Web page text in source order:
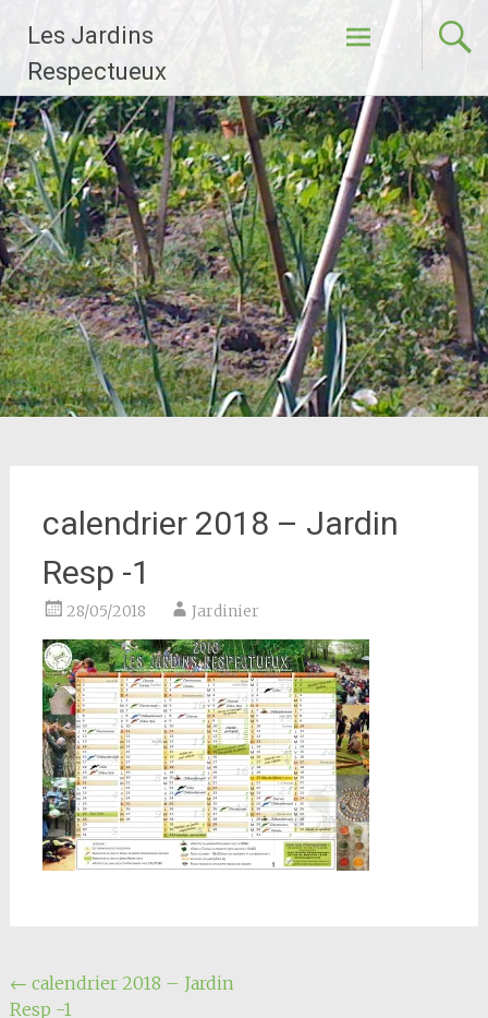
contenu
principal
Les Jardins
Respectueux
calendrier 2018 – Jardin
Resp -1
28/05/2018 Jardinier
Navigation
← calendrier 2018 – Jardin
Resp -1